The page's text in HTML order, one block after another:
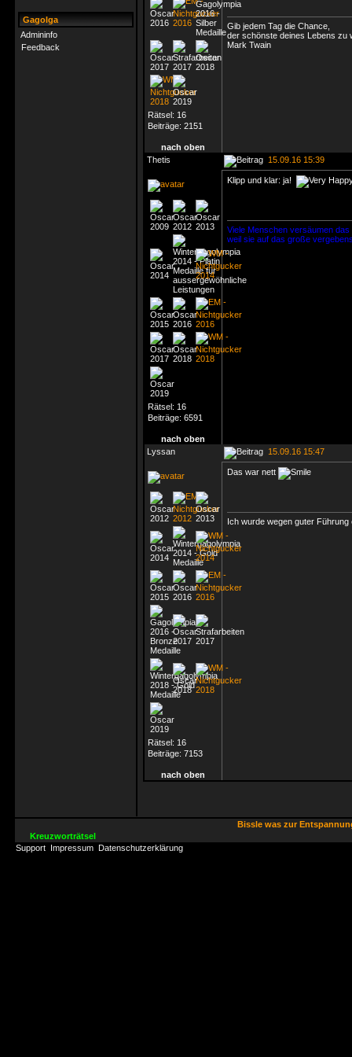
Gagolga
Admininfo
Feedback
Rätsel: 16
Beiträge: 2151
Gib jedem Tag die Chance,
der schönste deines Lebens zu
Mark Twain
nach oben
Thetis
15.09.16 15:39
Rätsel: 16
Beiträge: 6591
Klipp und klar: ja!
Viele Menschen versäumen
weil sie auf das große
nach oben
Lyssan
15.09.16 15:47
Rätsel: 16
Beiträge: 7153
Das war nett
Ich wurde wegen guter
nach oben
Bissle was zur
Kreuzworträtsel
Support Impressum Datenschutzerklärung